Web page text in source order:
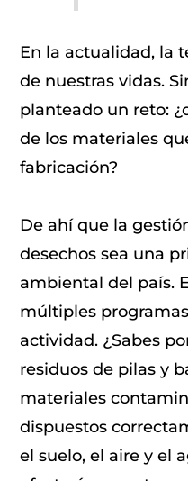
En la actualidad, la
de nuestras vidas.
planteado un reto:
de los materiales
fabricación?
De ahí que la
desechos sea una
ambiental del país.
múltiples
actividad. ¿Sabes
residuos de pilas y
materiales
dispuestos
el suelo, el aire y el